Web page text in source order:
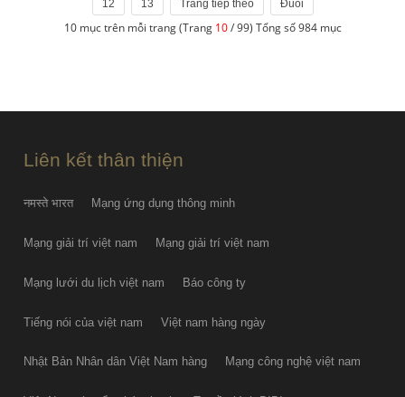
12 13 Trang tiếp theo Đuôi
10 mục trên mỗi trang (Trang 10/ 99) Tổng số 984 mục
Liên kết thân thiện
नमस्ते भारत Mạng ứng dụng thông minh
Mạng giải trí việt nam Mạng giải trí việt nam
Mạng lưới du lịch việt nam Báo công ty
Tiếng nói của việt nam Việt nam hàng ngày
Nhật Bản Nhân dân Việt Nam hàng Mạng công nghệ việt nam